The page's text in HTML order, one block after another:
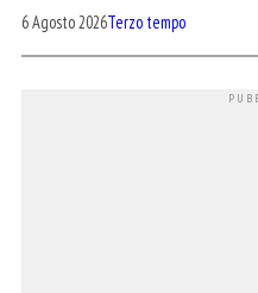
6 Agosto 2026Terzo tempo